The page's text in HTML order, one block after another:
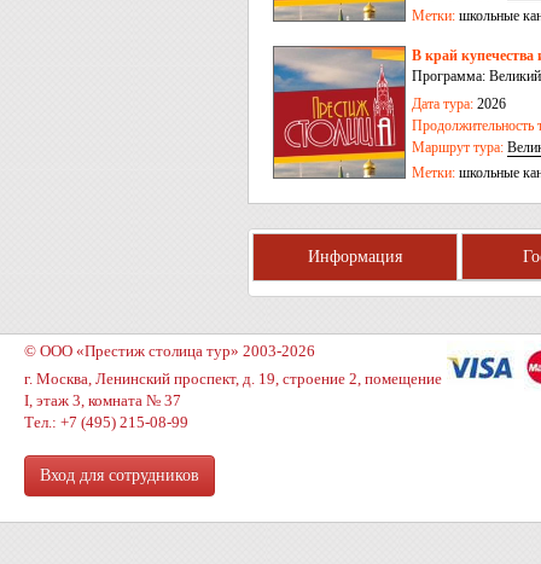
Метки: школьные
В край
Программа:
Дата тура: 2026
Продолжительность
Маршрут тура:
Метки: школьные
Информация
© ООО «Престиж столица тур» 2003-2026
г. Москва, Ленинский проспект, д. 19, строение 2, помещение
I, этаж 3, комната № 37
Тел.: +7 (495) 215-08-99
Вход для сотрудников